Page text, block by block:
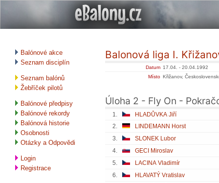
Balónové akce
Seznam disciplín
Seznam balónů
Žebříček pilotů
Balónové předpisy
Balónové rekordy
Balónová historie
Osobnosti
Otázky a Odpovědi
Login
Registrace
Balonová liga I.
Datum 17.04. - 20.04.1992
Místo Křižanov,
Úloha 2 - Fly On -
1.
HLADŮVKA Jiří
2.
LINDEMANN Horst
3.
SLONEK Lubor
4.
GECI Miroslav
5.
LACINA Vladimír
6.
HLAVATÝ Vratislav